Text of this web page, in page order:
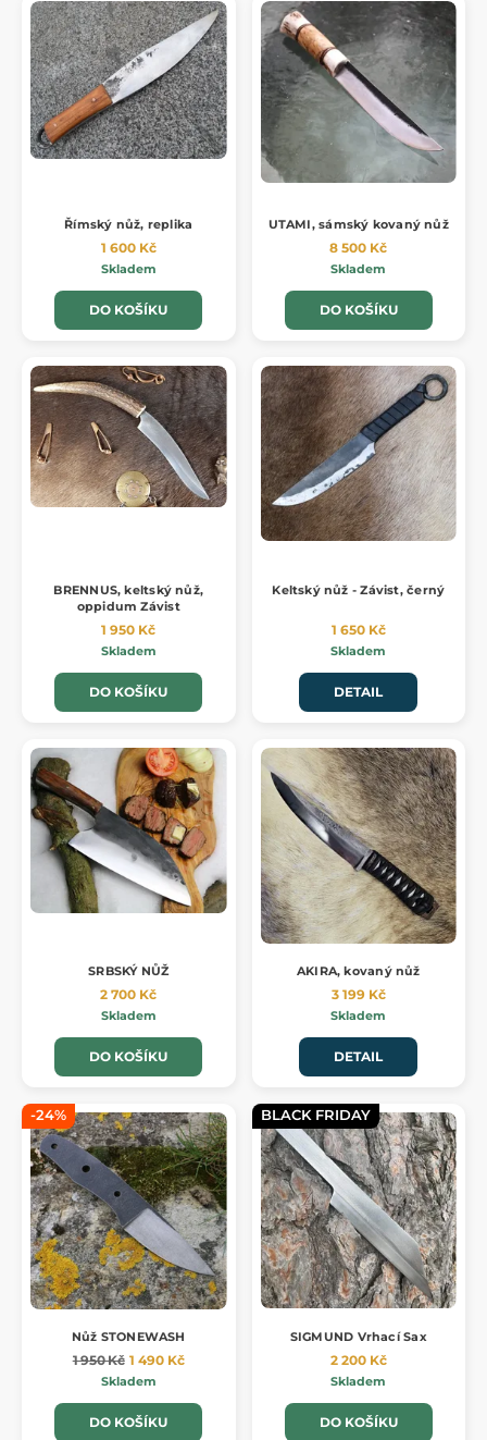
Římský nůž, replika
1 600 Kč
Skladem
DO KOŠÍKU
UTAMI, sámský kovaný nůž
8 500 Kč
Skladem
DO KOŠÍKU
BRENNUS, keltský nůž,
oppidum Závist
1 950 Kč
Skladem
DO KOŠÍKU
Keltský nůž - Závist, černý
1 650 Kč
Skladem
DETAIL
SRBSKÝ NŮŽ
2 700 Kč
Skladem
DO KOŠÍKU
AKIRA, kovaný nůž
3 199 Kč
Skladem
DETAIL
-24%
Nůž STONEWASH
1 950 Kč 1 490 Kč
Skladem
DO KOŠÍKU
BLACK FRIDAY
SIGMUND Vrhací Sax
2 200 Kč
Skladem
DO KOŠÍKU